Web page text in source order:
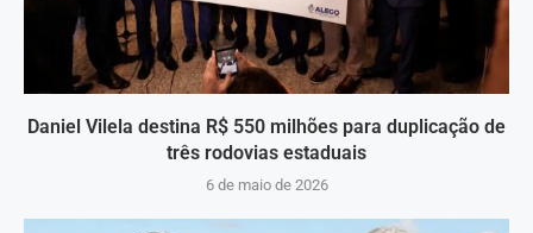
Daniel Vilela destina R$ 550 milhões para duplicação de
três rodovias estaduais
6 de maio de 2026